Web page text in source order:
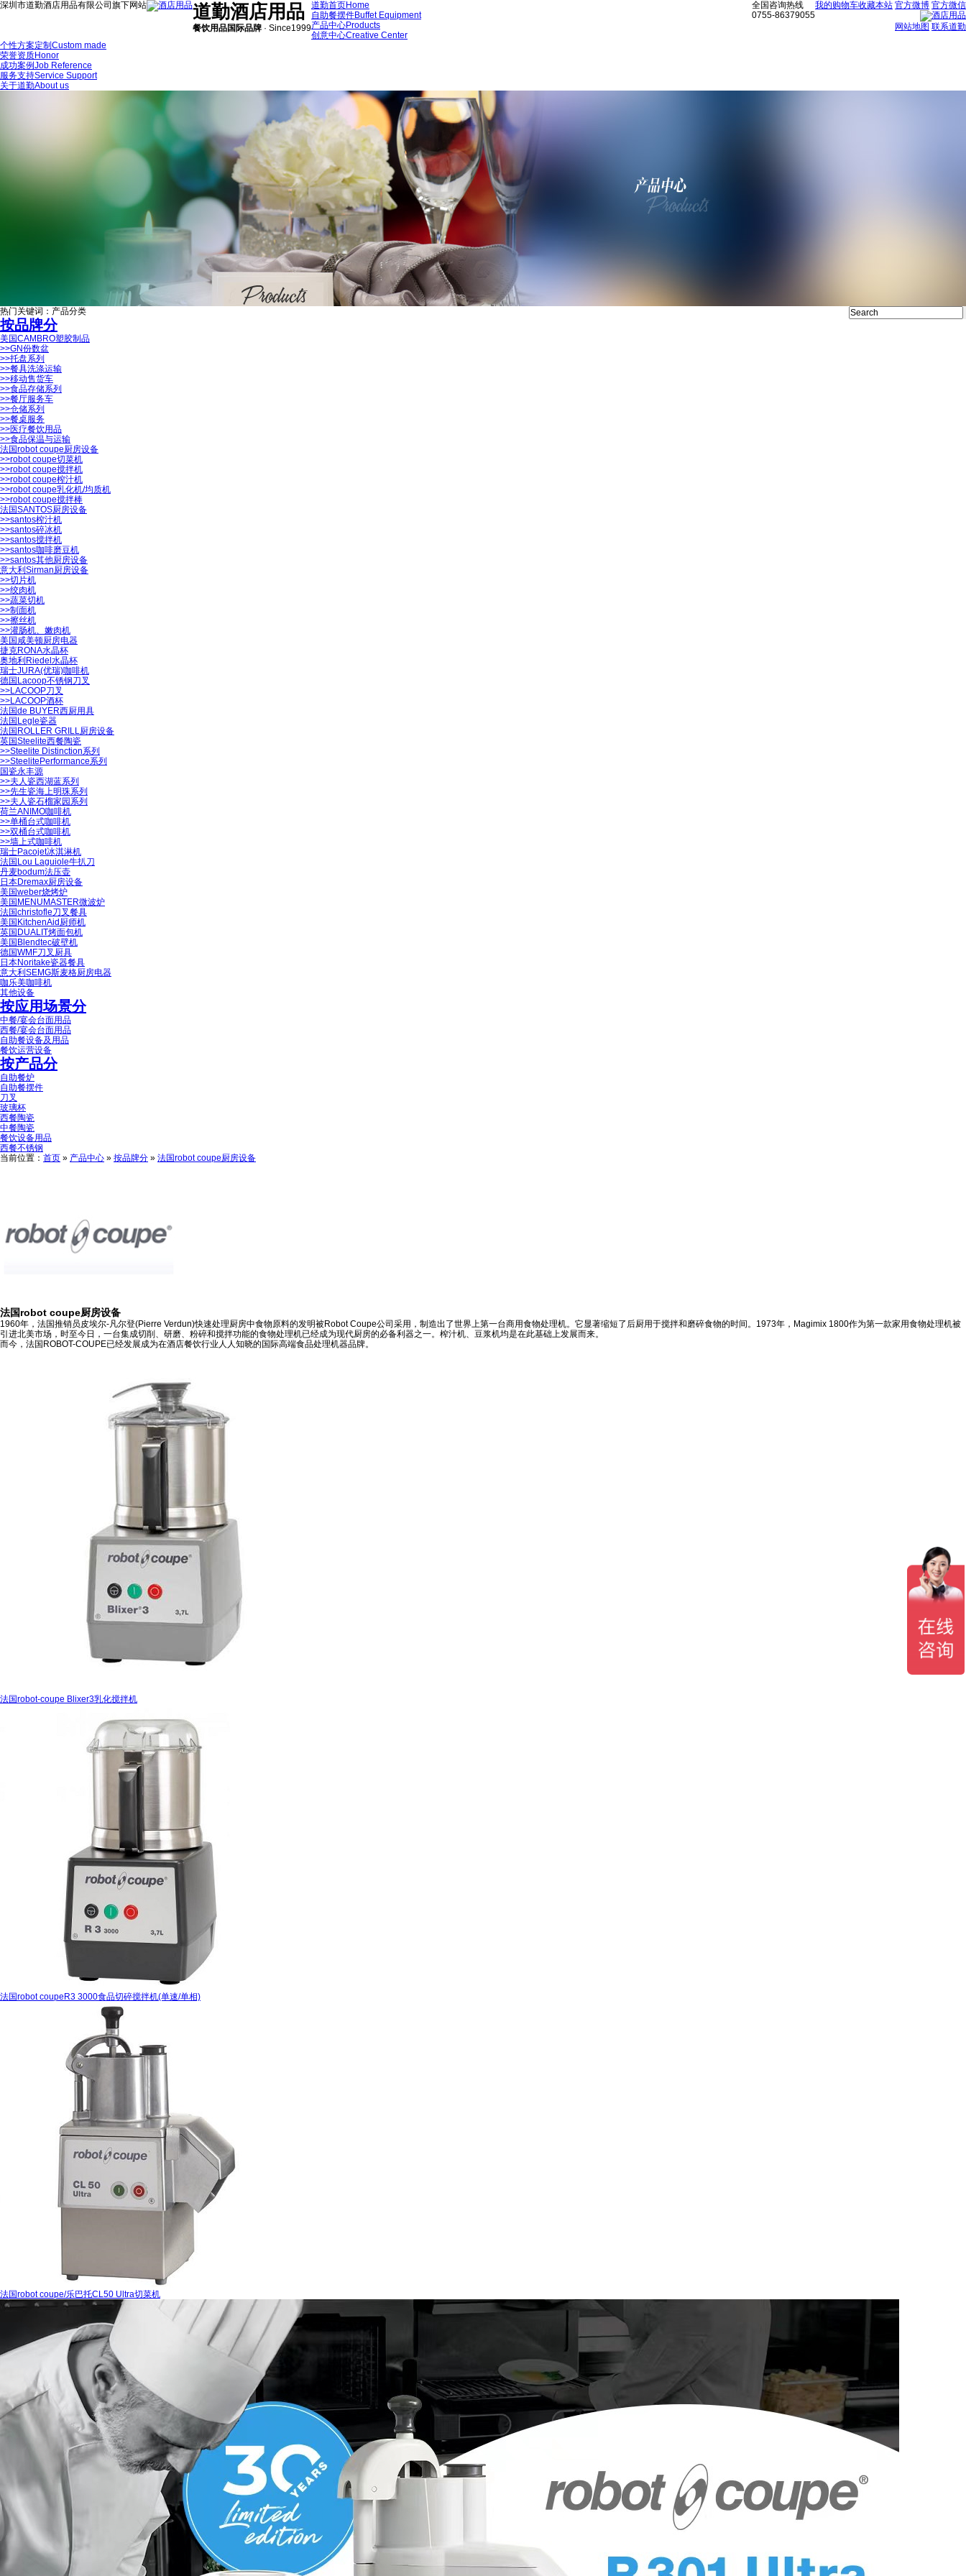
深圳市道勤酒店用品有限公司旗下网站 我的购物车收藏本站 官方微博 官方微信
网站地图 联系道勤
道勤酒店用品
餐饮用品国际品牌 · Since1999
全国咨询热线
0755-86379055
道勤首页Home
自助餐摆件Buffet Equipment
产品中心Products
创意中心Creative Center
个性方案定制 Custom made
荣誉资质Honor
成功案例Job Reference
服务支持Service Support
关于道勤About us
热门关键词： 产品分类
按品牌分
美国CAMBRO塑胶制品
>>GN份数盆
>>托盘系列
>>餐具洗涤运输
>>移动售货车
>>食品存储系列
>>餐厅服务车
>>仓储系列
>>餐桌服务
>>医疗餐饮用品
>>食品保温与运输
法国robot coupe厨房设备
>>robot coupe切菜机
>>robot coupe搅拌机
>>robot coupe榨汁机
>>robot coupe乳化机/均质机
>>robot coupe搅拌棒
法国SANTOS厨房设备
>>santos榨汁机
>>santos碎冰机
>>santos搅拌机
>>santos咖啡磨豆机
>>santos其他厨房设备
意大利Sirman厨房设备
>>切片机
>>绞肉机
>>蔬菜切机
>>制面机
>>擦丝机
>>灌肠机、嫩肉机
美国咸美顿厨房电器
捷克RONA水晶杯
奥地利Riedel水晶杯
瑞士JURA(优瑞)咖啡机
德国Lacoop不锈钢刀叉
>>LACOOP刀叉
>>LACOOP酒杯
法国de BUYER西厨用具
法国Legle瓷器
法国ROLLER GRILL厨房设备
英国Steelite西餐陶瓷
>>Steelite Distinction系列
>>SteelitePerformance系列
国瓷永丰源
>>夫人瓷西湖蓝系列
>>先生瓷海上明珠系列
>>夫人瓷石榴家园系列
荷兰ANIMO咖啡机
>>单桶台式咖啡机
>>双桶台式咖啡机
>>墙上式咖啡机
瑞士Pacojet冰淇淋机
法国Lou Laguiole牛扒刀
丹麦bodum法压壶
日本Dremax厨房设备
美国weber烧烤炉
美国MENUMASTER微波炉
法国christofle刀叉餐具
美国KitchenAid厨师机
英国DUALIT烤面包机
美国Blendtec破壁机
德国WMF刀叉厨具
日本Noritake瓷器餐具
意大利SEMG斯麦格厨房电器
咖乐美咖啡机
其他设备
按应用场景分
中餐/宴会台面用品
西餐/宴会台面用品
自助餐设备及用品
餐饮运营设备
按产品分
自助餐炉
自助餐摆件
刀叉
玻璃杯
西餐陶瓷
中餐陶瓷
餐饮设备用品
西餐不锈钢
当前位置： 首页 » 产品中心 » 按品牌分 » 法国robot coupe厨房设备
法国robot coupe厨房设备
1960年，法国推销员皮埃尔-凡尔登(Pierre Verdun)快速处理厨房中食物原料的发明被Robot Coupe公司采用，制造出了世界上第一台商用食物处理机。它显著缩短了后厨用于搅拌和磨碎食物的时间。1973年，Magimix 1800作为第一款家用食物处理机被
引进北美市场，时至今日，一台集成切削、研磨、粉碎和搅拌功能的食物处理机已经成为现代厨房的必备利器之一。榨汁机、豆浆机均是在此基础上发展而来。
而今，法国ROBOT-COUPE已经发展成为在酒店餐饮行业人人知晓的国际高端食品处理机器品牌。
法国robot-coupe Blixer3乳化搅拌机
法国robot coupeR3 3000食品切碎搅拌机(单速/单相)
法国robot coupe/乐巴托CL50 Ultra切菜机